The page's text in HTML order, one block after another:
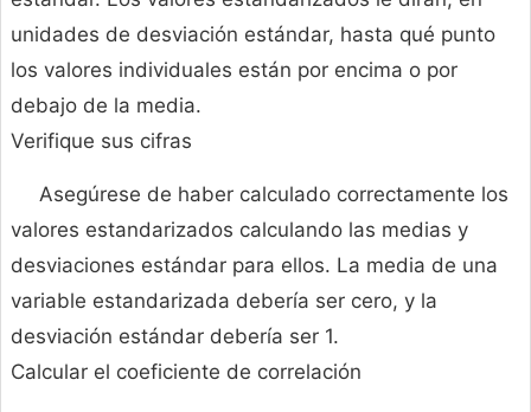
unidades de desviación estándar, hasta qué punto
los valores individuales están por encima o por
debajo de la media.
Verifique sus cifras
Asegúrese de haber calculado correctamente los
valores estandarizados calculando las medias y
desviaciones estándar para ellos. La media de una
variable estandarizada debería ser cero, y la
desviación estándar debería ser 1.
Calcular el coeficiente de correlación